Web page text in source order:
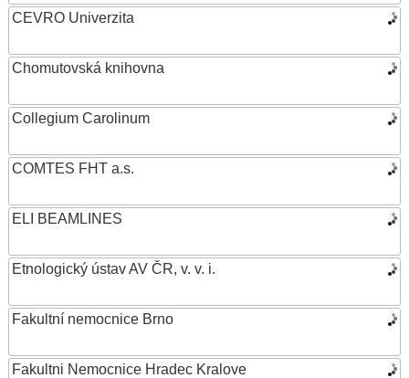
CEVRO Univerzita
Chomutovská knihovna
Collegium Carolinum
COMTES FHT a.s.
ELI BEAMLINES
Etnologický ústav AV ČR, v. v. i.
Fakultní nemocnice Brno
Fakultni Nemocnice Hradec Kralove